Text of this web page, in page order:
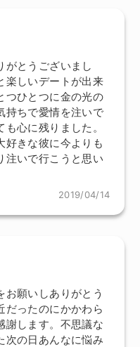
がとうございまし
楽しいデートが出来
つひとつに金の光の
持ちで愛情を注いで
心に残りました。
好きな彼に今よりも
注いで行こうと思い
2019/04/14
お願いしありがとう
だったのにかかわら
謝します。不思議な
次の日あんなに悩み